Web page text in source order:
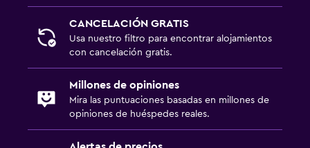
Ascensor
Ascensor disponible
Tina de baño adaptada
Aire libre
Playa privada
CANCELACIÓN GRATIS
Usa nuestro filtro para encontrar alojamientos
con cancelación gratis.
Millones de opiniones
Mira las puntuaciones basadas en millones de
opiniones de huéspedes reales.